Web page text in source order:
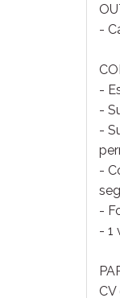
-
-
-
-
-
-
- 1